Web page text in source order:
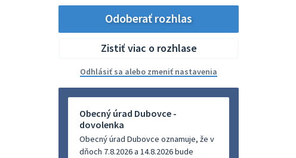
Odoberať rozhlas
Zistiť viac o rozhlase
Odhlásiť sa alebo zmeniť nastavenia
Obecný úrad Dubovce -
dovolenka
Obecný úrad Dubovce oznamuje, že v
dňoch 7.8.2026 a 14.8.2026 bude